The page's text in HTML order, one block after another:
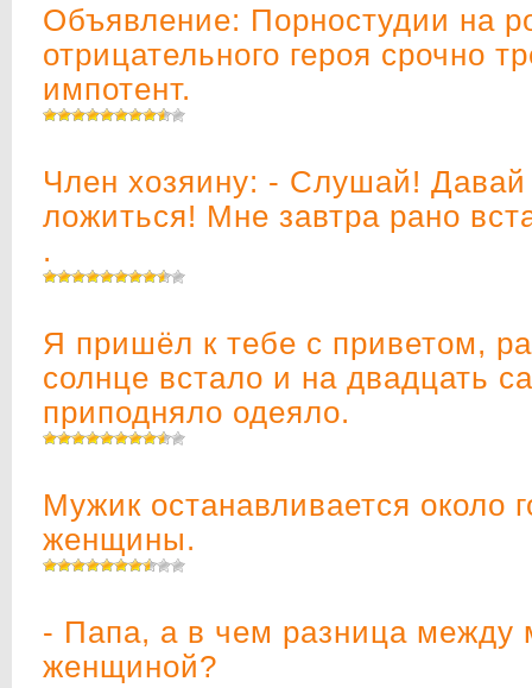
Объявление: Порностудии на
отрицательного героя срочно
импотент.
Член хозяину: - Слушай! Давай
ложиться! Мне завтра рано
.
Я пришёл к тебе с приветом,
солнце встало и на двадцать
приподняло одеяло.
Мужик останавливается около
женщины.
- Папа, а в чем разница между
женщиной?